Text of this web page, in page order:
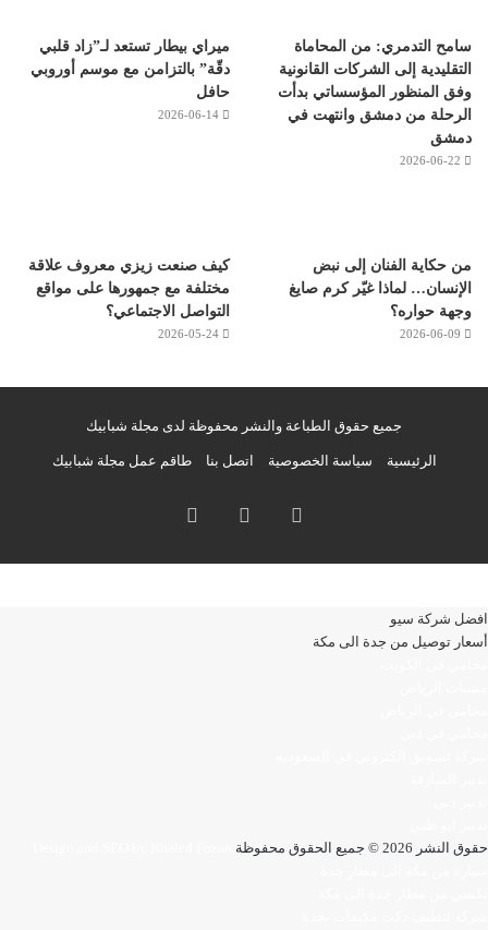
سامح التدمري: من المحاماة
التقليدية إلى الشركات القانونية
وفق المنظور المؤسساتي بدأت
الرحلة من دمشق وانتهت في
دمشق
2026-06-22
ميراي بيطار تستعد لـ”زاد قلبي
دقّة” بالتزامن مع موسم أوروبي
حافل
2026-06-14
من حكاية الفنان إلى نبض
الإنسان… لماذا غيّر كرم صايغ
وجهة حواره؟
2026-06-09
كيف صنعت زيزي معروف علاقة
مختلفة مع جمهورها على مواقع
التواصل الاجتماعي؟
2026-05-24
جميع حقوق الطباعة والنشر محفوظة لدى مجلة شبابيك
الرئيسية سياسة الخصوصية اتصل بنا طاقم عمل مجلة شبابيك
فيسبوك انستقرام
افضل شركة سيو
أسعار توصيل من جدة الى مكة
حقوق النشر 2026 © جميع الحقوق محفوظة